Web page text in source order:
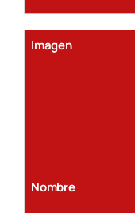
Imagen
Nombre